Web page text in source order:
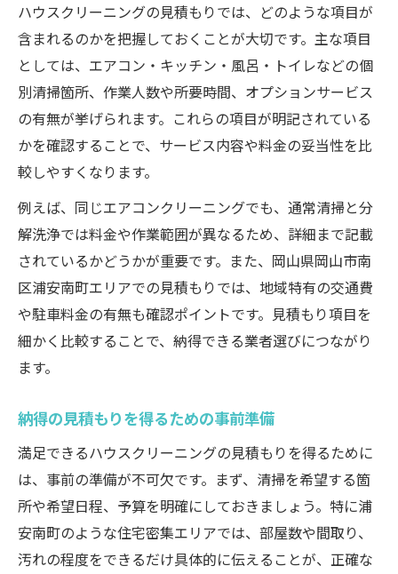
ハウスクリーニング見積もり時のQ&A
依頼前後でやるべき準備と流れ
トラブル回避のための注意点まとめ
安心して任せられる業者選びの秘訣
追加費用を防ぐ事前のポイント整理法
追加費用が発生しやすいケース一覧
見積もり時に伝えるべき情報を整理
事前確認でトラブルを防ぐ方法
見積もり額と実際の請求額の違い対策
オプションサービスの選び方と注意点
快適空間を叶えるハウスクリーニング活用術
プロの技術で叶える理想の住まい環境
エアコン・水回り清掃のメリット比較
定期利用で得られる快適さの秘密
ハウスクリーニングの見積もりでは、どのような項目が
含まれるのかを把握しておくことが大切です。主な項目
としては、エアコン・キッチン・風呂・トイレなどの個
別清掃箇所、作業人数や所要時間、オプションサービス
の有無が挙げられます。これらの項目が明記されている
かを確認することで、サービス内容や料金の妥当性を比
較しやすくなります。
例えば、同じエアコンクリーニングでも、通常清掃と分
解洗浄では料金や作業範囲が異なるため、詳細まで記載
されているかどうかが重要です。また、岡山県岡山市南
区浦安南町エリアでの見積もりでは、地域特有の交通費
や駐車料金の有無も確認ポイントです。見積もり項目を
細かく比較することで、納得できる業者選びにつながり
ます。
納得の見積もりを得るための事前準備
満足できるハウスクリーニングの見積もりを得るために
は、事前の準備が不可欠です。まず、清掃を希望する箇
所や希望日程、予算を明確にしておきましょう。特に浦
安南町のような住宅密集エリアでは、部屋数や間取り、
汚れの程度をできるだけ具体的に伝えることが、正確な